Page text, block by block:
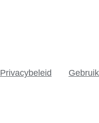
Privacybeleid